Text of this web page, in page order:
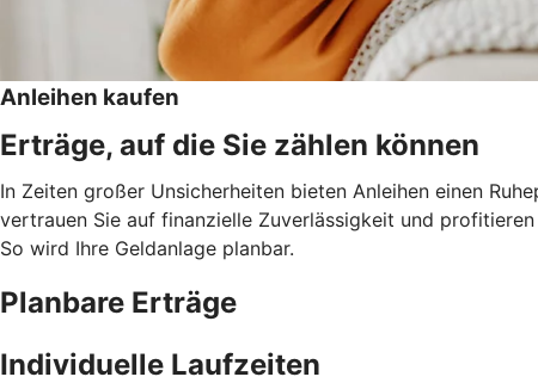
Anleihen kaufen
Erträge, auf die Sie zählen können
In Zeiten großer Unsicherheiten bieten Anleihen einen
vertrauen Sie auf finanzielle Zuverlässigkeit und
So wird Ihre Geldanlage planbar.
Planbare Erträge
Individuelle Laufzeiten